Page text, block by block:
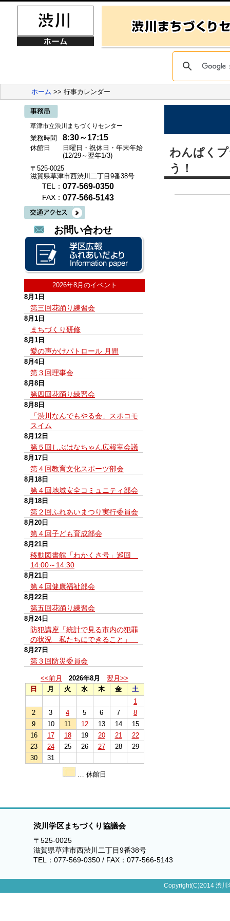
ホーム >> 行事カレンダー
草津市立渋川まちづくりセンター
業務時間 8:30～17:15
休館日
日曜日・祝休日・年末年始
(12/29～翌年1/3)
〒525-0025
滋賀県草津市西渋川二丁目9番38号
TEL： 077-569-0350
FAX： 077-566-5143
お問い合わせ
2026年8月のイベント
8月1日
第三回花踊り練習会
8月1日
まちづくり研修
8月1日
愛の声かけパトロール 月間
8月4日
第３回理事会
8月8日
第四回花踊り練習会
8月8日
「渋川なんでもやる会」スポコモ
スイム
8月12日
第５回しぶはなちゃん広報室会議
8月17日
第４回教育文化スポーツ部会
8月18日
第４回地域安全コミュニティ部会
8月18日
第２回ふれあいまつり実行委員会
8月20日
第４回子ども育成部会
8月21日
移動図書館「わかくさ号」巡回
14:00～14:30
8月21日
第４回健康福祉部会
8月22日
第五回花踊り練習会
8月24日
防犯講座「統計で見る市内の犯罪
の状況 私たちにできること」
8月27日
第３回防災委員会
<<前月 2026年8月
翌月>>
日
月 火 水 木 金
土
1
2
3 4 5 6 7
8
9
10 11 12 13 14
15
16
17 18 19 20 21
22
23
24 25 26 27 28
29
30
31
… 休館日
わんぱく
う！
渋川学区まちづくり協議会
〒525-0025
滋賀県草津市西渋川二丁目9番38号
TEL：077-569-0350 / FAX：077-566-5143
Copyright(C)2014 渋川